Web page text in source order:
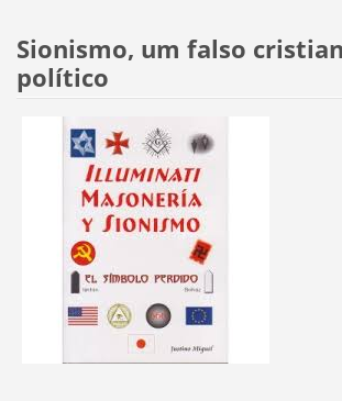
Sionismo, um falso
político